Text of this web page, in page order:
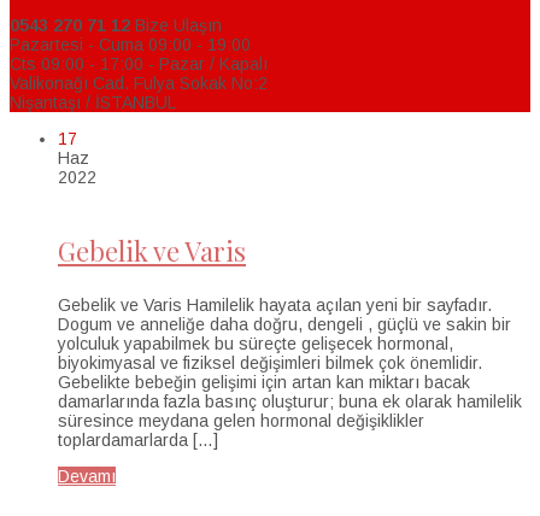
0543 270 71 12 Bize Ulaşın
Pazartesi - Cuma 09:00 - 19:00
Cts 09:00 - 17:00 - Pazar / Kapalı
Valikonağı Cad. Fulya Sokak No:2
Nişantaşı / İSTANBUL
17
Haz
2022
Gebelik ve Varis
Gebelik ve Varis Hamilelik hayata açılan yeni bir sayfadır.
Dogum ve anneliğe daha doğru, dengeli , güçlü ve sakin bir
yolculuk yapabilmek bu süreçte gelişecek hormonal,
biyokimyasal ve fiziksel değişimleri bilmek çok önemlidir.
Gebelikte bebeğin gelişimi için artan kan miktarı bacak
damarlarında fazla basınç oluşturur; buna ek olarak hamilelik
süresince meydana gelen hormonal değişiklikler
toplardamarlarda […]
Devamı